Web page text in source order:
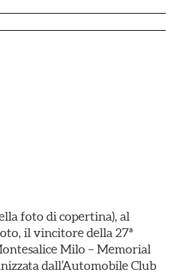
foto di copertina), al
il vincitore della 27ª
Milo – Memorial
dall’Automobile Club